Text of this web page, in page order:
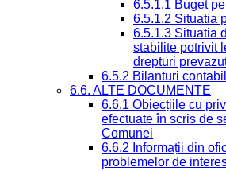
6.5.1.1 Buget
6.5.1.2 Situatia
6.5.1.3 Situatia
stabilite potrivit
drepturi
6.5.2 Bilanturi
6.6. ALTE DOCUMENTE
6.6.1 Obiecțiile cu
efectuate în scris de
Comunei
6.6.2 Informații din
problemelor de